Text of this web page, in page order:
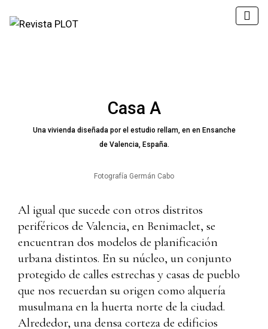
Casa A
Una vivienda diseñada por el estudio rellam, en en Ensanche
de Valencia, España.
Fotografía Germán Cabo
Al igual que sucede con otros distritos
periféricos de Valencia, en Benimaclet, se
encuentran dos modelos de planificación
urbana distintos. En su núcleo, un conjunto
protegido de calles estrechas y casas de pueblo
que nos recuerdan su origen como alquería
musulmana en la huerta norte de la ciudad.
Alrededor, una densa corteza de edificios